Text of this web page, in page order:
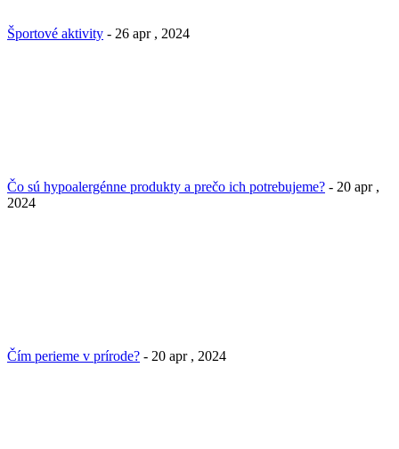
Športové aktivity - 26 apr , 2024
Čo sú hypoalergénne produkty a prečo ich potrebujeme? - 20 apr ,
2024
Čím perieme v prírode? - 20 apr , 2024